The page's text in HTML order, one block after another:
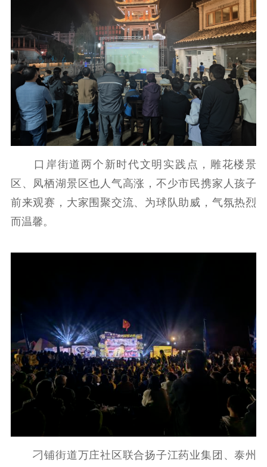
口岸街道两个新时代文明实践点，雕花楼景
区、凤栖湖景区也人气高涨，不少市民携家人孩子
前来观赛，大家围聚交流、为球队助威，气氛热烈
而温馨。
刁铺街道万庄社区联合扬子江药业集团、泰州